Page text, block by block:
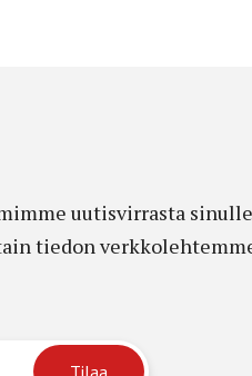
uutisvirrasta sinulle
tiedon